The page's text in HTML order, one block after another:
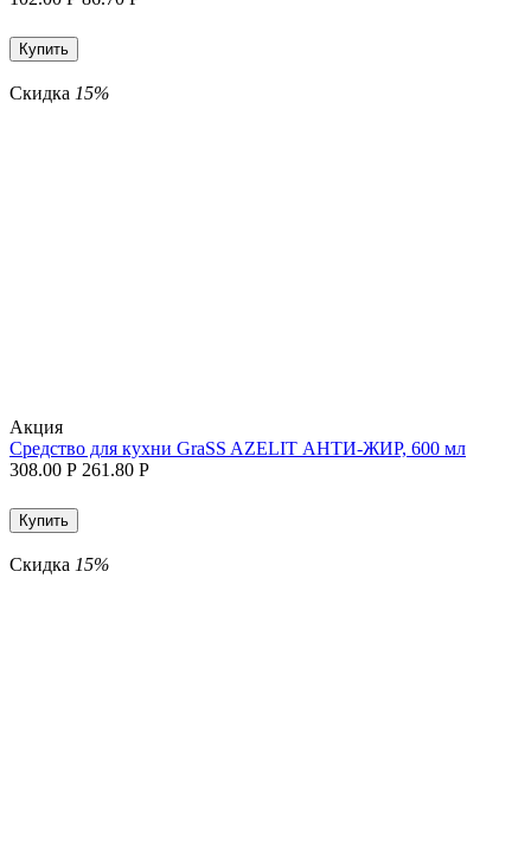
Купить
Скидка 15%
Aкция
Средство для кухни GraSS AZELIT АНТИ-ЖИР, 600 мл
308.00 Р 261.80 Р
Купить
Скидка 15%